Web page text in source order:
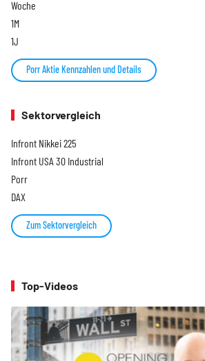
Woche
1M
1J
Porr Aktie Kennzahlen und Details
Sektorvergleich
Infront Nikkei 225
Infront USA 30 Industrial
Porr
DAX
Zum Sektorvergleich
Top-Videos